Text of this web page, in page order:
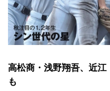
高松商・浅野翔吾、近
も